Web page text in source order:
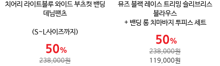
치어리 라이트블루 와이드 부츠컷 밴딩
데님팬츠
(S~L사이즈까지)
238,000원
뮤즈 블랙 레이스 트리밍 슬리브리스
블라우스
+ 밴딩 롱 치마바지 투피스 세트
238,000원
119,000원